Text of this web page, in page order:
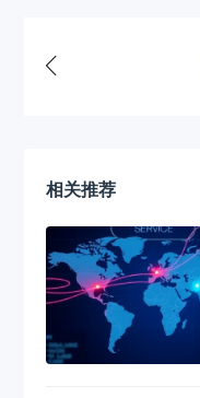
相关推荐